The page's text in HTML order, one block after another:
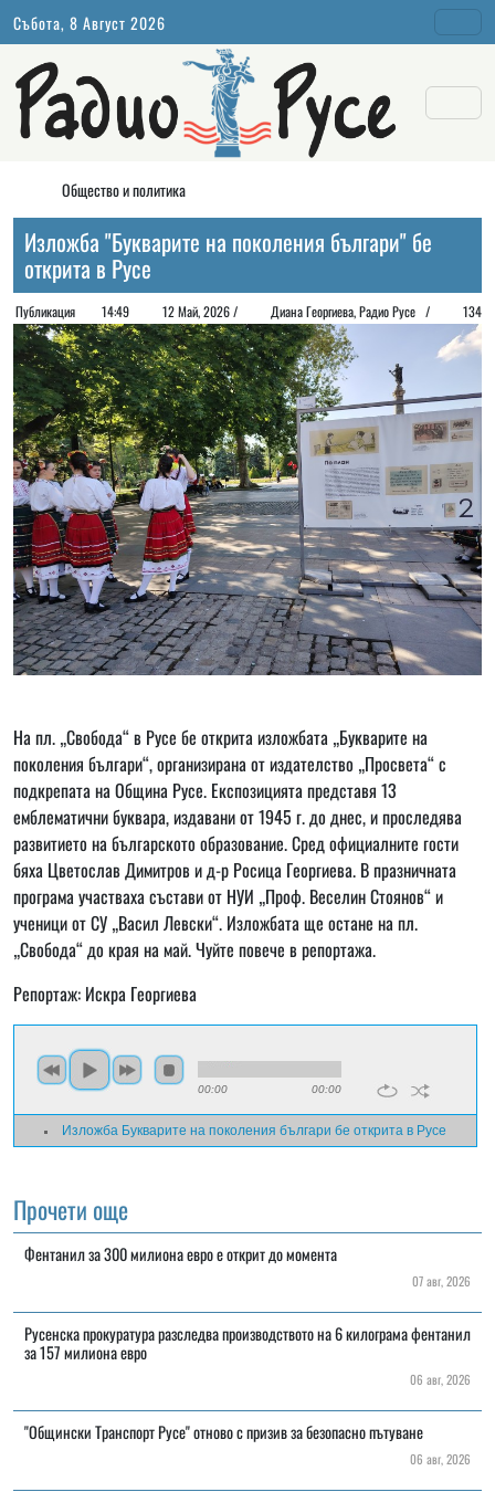
Събота, 8 Август 2026
Общество и политика
Изложба "Букварите на поколения българи" бе
открита в Русе
Публикация 14:49 12 Май, 2026 / Диана Георгиeва, Радио Русе / 134
На пл. „Свобода“ в Русе бе открита изложбата „Букварите на
поколения българи“, организирана от издателство „Просвета“ с
подкрепата на Община Русе. Експозицията представя 13
емблематични буквара, издавани от 1945 г. до днес, и проследява
развитието на българското образование. Сред официалните гости
бяха Цветослав Димитров и д-р Росица Георгиева. В празничната
програма участваха състави от НУИ „Проф. Веселин Стоянов“ и
ученици от СУ „Васил Левски“. Изложбата ще остане на пл.
„Свобода“ до края на май. Чуйте повече в репортажа.
Репортаж: Искра Георгиева
00:00 00:00
Изложба Букварите на поколения българи бе открита в Русе
Прочети още
Фентанил за 300 милиона евро е открит до момента
07 авг, 2026
Русенска прокуратура разследва производството на 6 килограма фентанил
за 157 милиона евро
06 авг, 2026
"Общински Транспорт Русе" отново с призив за безопасно пътуване
06 авг, 2026